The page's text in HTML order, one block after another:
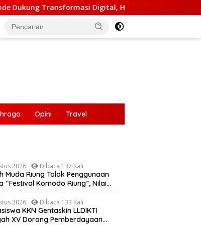
Digital, Hadiri Peluncuran ELiA dan
Opini Travel
2026 Dibaca 137 Kali
Muda Riung Tolak Penggunaan
“Festival Komodo Riung”, Nilai
Identitas Daerah
2026 Dibaca 133 Kali
KKN Gentaskin LLDIKTI
XV Dorong Pemberdayaan